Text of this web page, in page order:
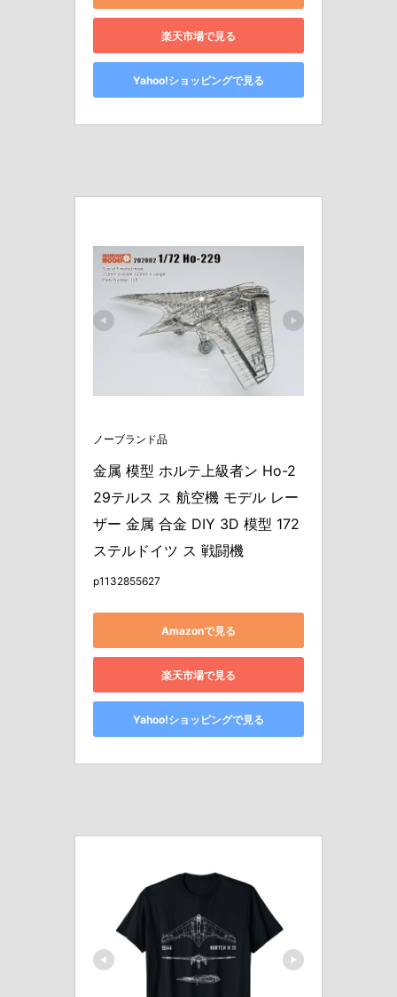
楽天市場で見る
Yahoo!ショッピングで見る
ノーブランド品
金属 模型 ホルテ上級者ン Ho-2
29テルス ス 航空機 モデル レー
ザー 金属 合金 DIY 3D 模型 172
ステルドイツ ス 戦闘機
p1132855627
Amazonで見る
楽天市場で見る
Yahoo!ショッピングで見る